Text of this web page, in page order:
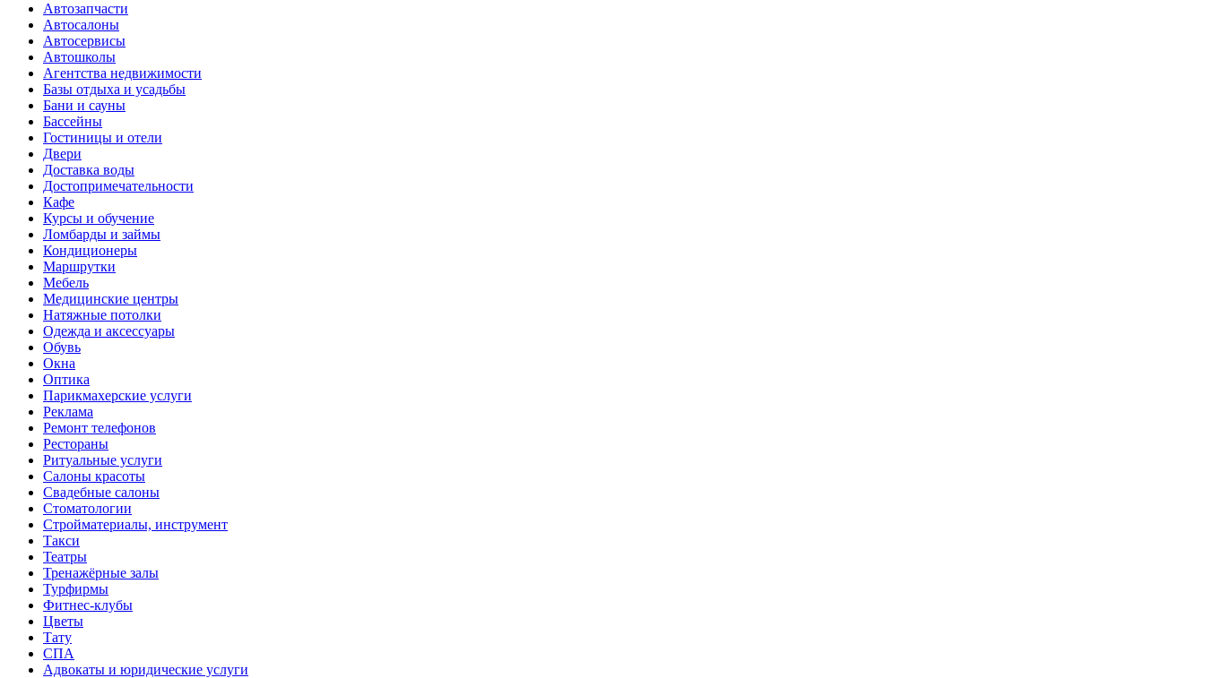
Автозапчасти
Автосалоны
Автосервисы
Автошколы
Агентства недвижимости
Базы отдыха и усадьбы
Бани и сауны
Бассейны
Гостиницы и отели
Двери
Доставка воды
Достопримечательности
Кафе
Курсы и обучение
Ломбарды и займы
Кондиционеры
Маршрутки
Мебель
Медицинские центры
Натяжные потолки
Одежда и аксессуары
Обувь
Окна
Оптика
Парикмахерские услуги
Реклама
Ремонт телефонов
Рестораны
Ритуальные услуги
Салоны красоты
Свадебные салоны
Стоматологии
Стройматериалы, инструмент
Такси
Театры
Тренажёрные залы
Турфирмы
Фитнес-клубы
Цветы
Тату
СПА
Адвокаты и юридические услуги